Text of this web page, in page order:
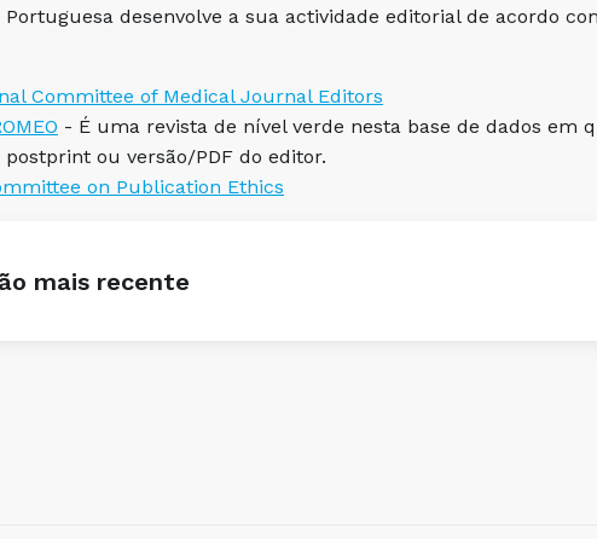
Portuguesa desenvolve a sua actividade editorial de acordo
Committee of Medical Journal Editors
- É uma revista de nível verde nesta base de dados em
ou versão/PDF do editor.
on Publication Ethics
mais recente